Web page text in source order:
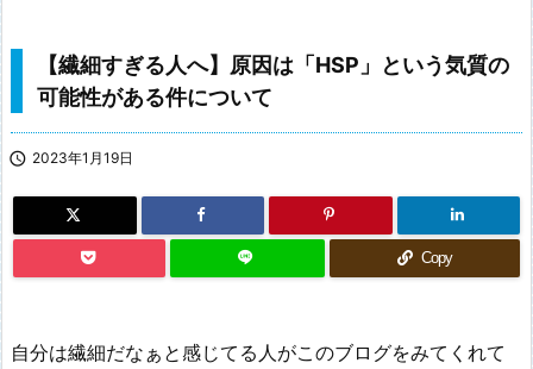
【繊細すぎる人へ】原因は「HSP」という気質の
可能性がある件について
 2023年1月19日
Copy
自分は繊細だなぁと感じてる人がこのブログをみてくれて